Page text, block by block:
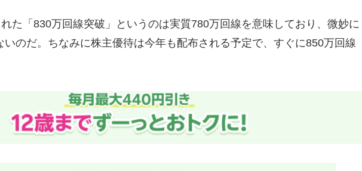
た「830万回線突破」というのは実質780万回線を意味しており、微妙に
のだ。ちなみに株主優待は今年も配布される予定で、すぐに850万回線